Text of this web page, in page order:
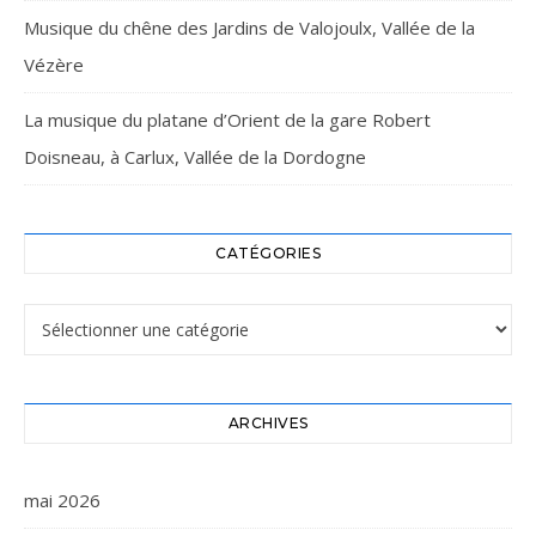
Musique du chêne des Jardins de Valojoulx, Vallée de la
Vézère
La musique du platane d’Orient de la gare Robert
Doisneau, à Carlux, Vallée de la Dordogne
CATÉGORIES
Catégories
ARCHIVES
mai 2026